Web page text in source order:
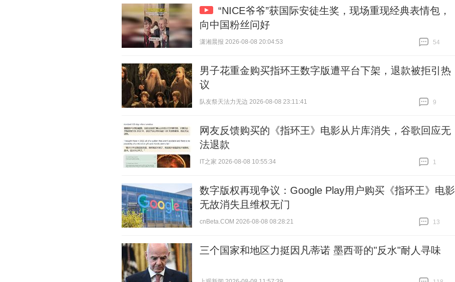
“NICE爷爷”获国际安徒生奖，现场重现经典表情包，
向中国粉丝问好
潇湘晨报 2026-08-08 20:04:53
54
男子花重金购买指环王数字版遭平台下架，退款被拒引热
议
队友祭天法力无边 2026-08-08 23:11:41
9
网友反馈购买的《指环王》电影从片库消失，谷歌回应无
法退款
IT之家 2026-08-08 10:55:34
1
数字版权再现争议：Google Play用户购买《指环王》电影
无故消失且维权无门
cnBeta.COM 2026-08-08 08:28:21
13
三个国家和地区力挺因凡蒂诺 墨西哥的"反水"耐人寻味